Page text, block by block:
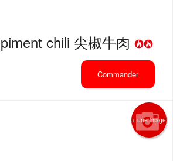
chili 尖椒牛肉
Commander
+ une image